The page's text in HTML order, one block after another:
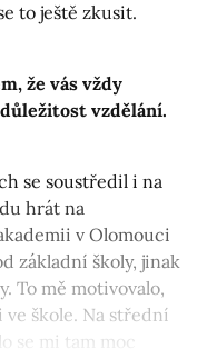
to ještě zkusit.
že vás vždy
vzdělání.
se soustředil i na
hrát na
v Olomouci
základní školy, jinak
To mě motivovalo,
ve škole. Na střední
se mi tam moc